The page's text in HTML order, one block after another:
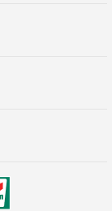
經典……希望藉